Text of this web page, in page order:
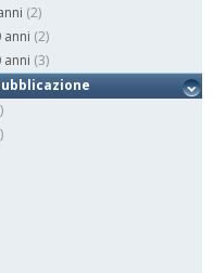
(2)
anni (2)
anni (3)